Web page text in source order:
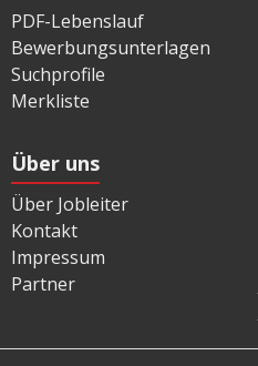
PDF-Lebenslauf
Bewerbungsunterlagen
Suchprofile
Merkliste
Über uns
Über Jobleiter
Kontakt
Impressum
Partner